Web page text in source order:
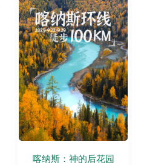
喀纳斯：神的后花园